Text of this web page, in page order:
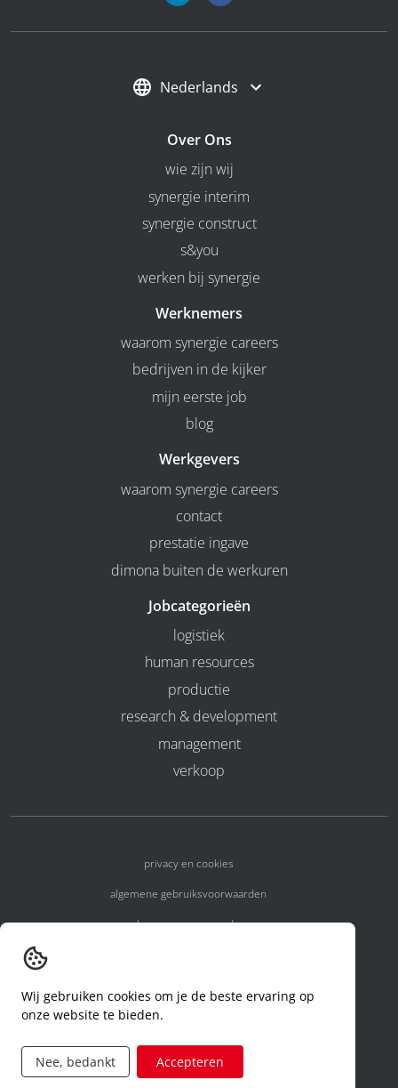
Nederlands
Over Ons
wie zijn wij
synergie interim
synergie construct
s&you
werken bij synergie
Werknemers
waarom synergie careers
bedrijven in de kijker
mijn eerste job
blog
Werkgevers
waarom synergie careers
contact
prestatie ingave
dimona buiten de werkuren
Jobcategorieën
logistiek
human resources
productie
research & development
management
verkoop
privacy en cookies
algemene gebruiksvoorwaarden
algemene voorwaarden
code of conduct
aanvraag rechten ivm privacy
Wij gebruiken cookies om je de beste ervaring op
onze website te bieden.
Nee, bedankt Accepteren